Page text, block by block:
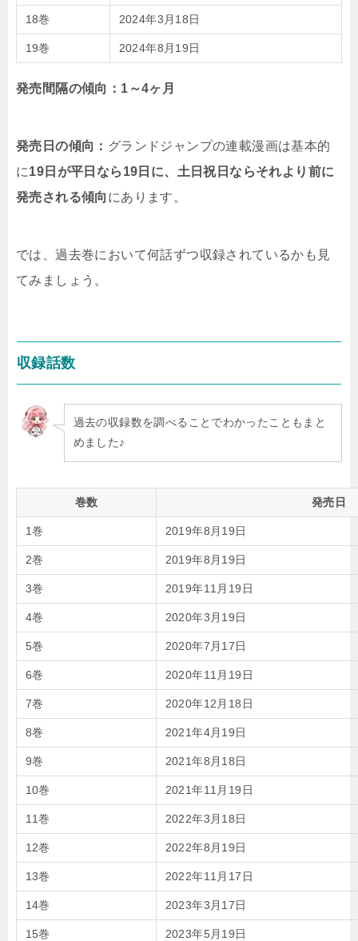
18巻 2024年3月18日
19巻 2024年8月19日
発売間隔の傾向：1～4ヶ月
発売日の傾向： グランドジャンプの連載漫画は基本的
に19日が平日なら19日に、土日祝日ならそれより前に
発売される傾向 にあります。
では、過去巻において何話ずつ収録されているかも見
てみましょう。
収録話数
過去の収録数を調べることでわかったこともまと
めました♪
巻数 発売日
1巻 2019年8月19日
2巻 2019年8月19日
3巻 2019年11月19日
4巻 2020年3月19日
5巻 2020年7月17日
6巻 2020年11月19日
7巻 2020年12月18日
8巻 2021年4月19日
9巻 2021年8月18日
10巻 2021年11月19日
11巻 2022年3月18日
12巻 2022年8月19日
13巻 2022年11月17日
14巻 2023年3月17日
15巻 2023年5月19日